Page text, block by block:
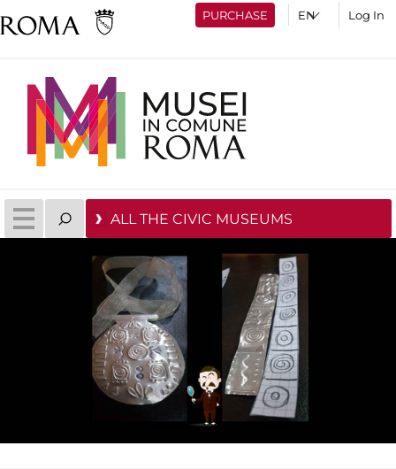
PURCHASE Log In
ALL THE CIVIC MUSEUMS